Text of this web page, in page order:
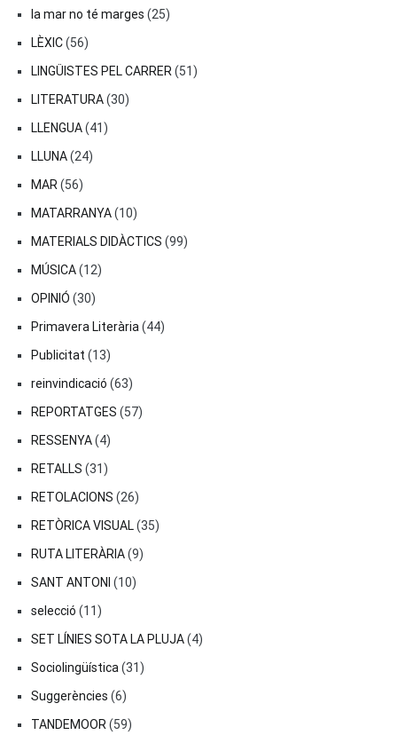
la mar no té marges (25)
LÈXIC(56)
LINGÜISTES PEL CARRER (51)
LITERATURA(30)
LLENGUA(41)
LLUNA(24)
MAR (56)
MATARRANYA(10)
MATERIALS DIDÀCTICS (99)
MÚSICA(12)
OPINIÓ (30)
Primavera Literària (44)
Publicitat (13)
reinvindicació (63)
REPORTATGES (57)
RESSENYA(4)
RETALLS (31)
RETOLACIONS (26)
RETÒRICA VISUAL(35)
RUTA LITERÀRIA(9)
SANT ANTONI (10)
selecció (11)
SET LÍNIES SOTA LA PLUJA(4)
Sociolingüística (31)
Suggerències (6)
TANDEMOOR (59)